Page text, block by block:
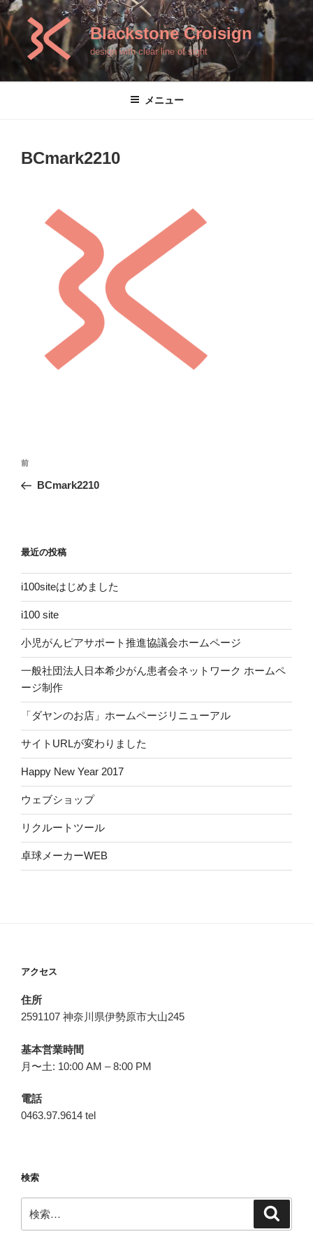
コ
ン
テ
Blackstone Croisign
design with clear line of sight
メニュー
BCmark2210
投
ナ
ー
シ
ョ
ン
前
の
前
BCmark2210
最近の投稿
i100siteはじめました
i100 site
小児がんピアサポート推進協議会ホームページ
一般社団法人日本希少がん患者会ネットワーク ホームペ
ージ制作
「ダヤンのお店」ホームページリニューアル
サイトURLが変わりました
Happy New Year 2017
ウェブショップ
リクルートツール
卓球メーカーWEB
アクセス
住所
2591107 神奈川県伊勢原市大山245
基本営業時間
月〜土: 10:00 AM – 8:00 PM
電話
0463.97.9614 tel
検索
索: